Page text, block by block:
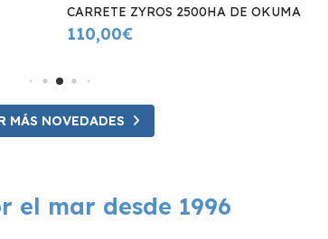
CARRETE ZYROS 2500HA DE OKUMA
110,00€
MÁS NOVEDADES
el mar desde 1996